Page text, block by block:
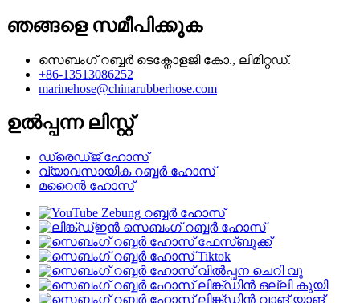
ഞങ്ങളെ സമീപിക്കുക
സെബംഗ് റബ്ബർ ടെക്നോളജി കോ., ലിമിറ്റഡ്.
+86-13513086252
marinehose@chinarubberhose.com
ഉൽപ്പന്ന ലിസ്റ്റ്
ഡ്രെഡ്ജ് ഹോസ്
വ്യാവസായിക റബ്ബർ ഹോസ്
മറൈൻ ഹോസ്